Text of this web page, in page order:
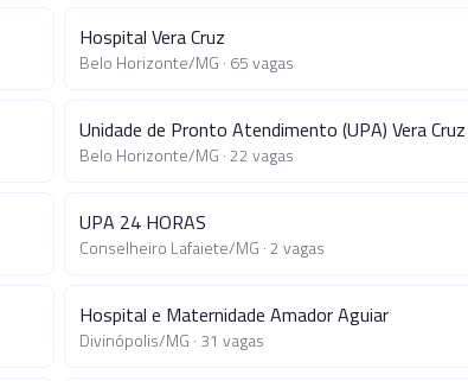
Hospital Vera Cruz
Belo Horizonte/MG · 65vagas
Unidade de Pronto Atendimento (UPA) Vera Cruz
Belo Horizonte/MG ·22 vagas
UPA 24 HORAS
Conselheiro Lafaiete/MG ·2 vagas
Hospital e Maternidade Amador Aguiar
Divinópolis/MG · 31 vagas